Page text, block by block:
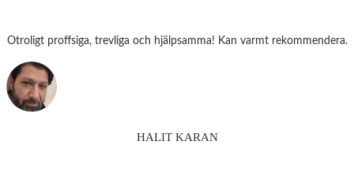
Otroligt proffsiga, trevliga och hjälpsamma! Kan varmt rekommendera.
HALIT KARAN